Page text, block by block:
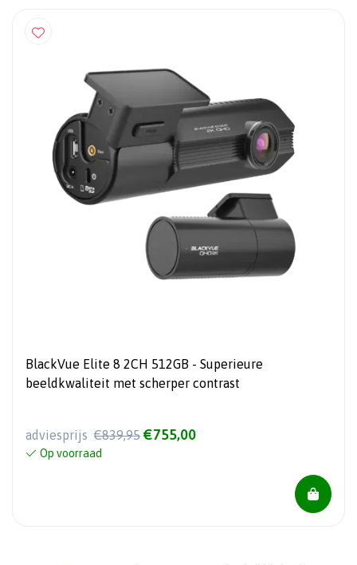
BlackVue Elite 8 2CH 512GB - Superieure
beeldkwaliteit met scherper contrast
adviesprijs €839,95 €755,00
Op voorraad